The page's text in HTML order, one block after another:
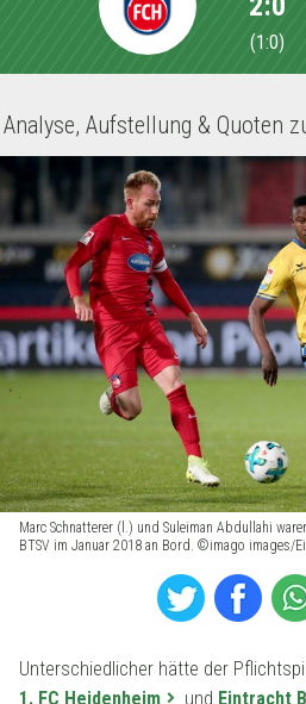
(1:0)
Analyse, Aufstellung & Quoten
Marc Schnatterer (l.) und Suleiman Abdullahi
BTSV im Januar 2018 an Bord. ©imago images/
Unterschiedlicher hätte der
1. FC Heidenheim
und Eintracht